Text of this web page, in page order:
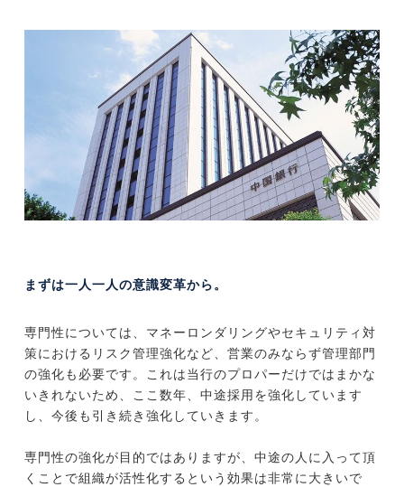
まずは一人一人の意識変革から。
専門性については、マネーロンダリングやセキュリティ対
策におけるリスク管理強化など、営業のみならず管理部門
の強化も必要です。これは当行のプロパーだけではまかな
いきれないため、ここ数年、中途採用を強化しています
し、今後も引き続き強化していきます。
専門性の強化が目的ではありますが、中途の人に入って頂
くことで組織が活性化するという効果は非常に大きいで